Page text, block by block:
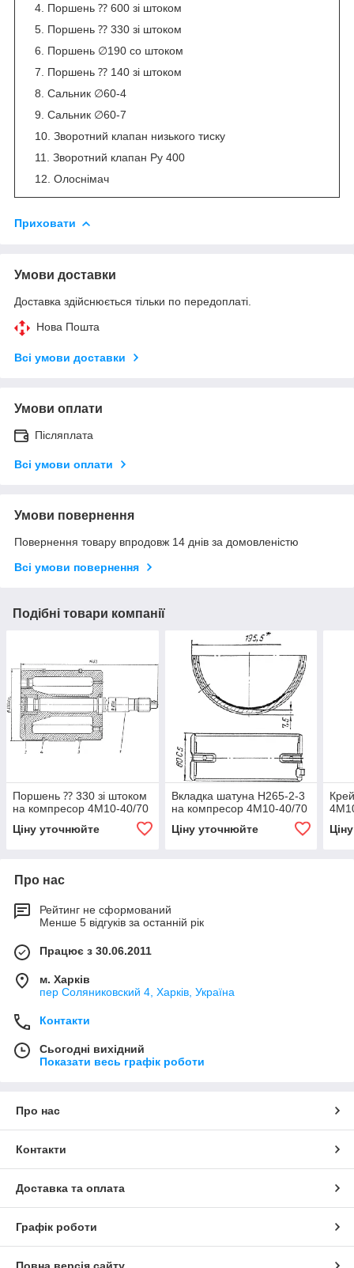
Поршень ⁇ 600 зі штоком
Поршень ⁇ 330 зі штоком
Поршень ∅190 со штоком
Поршень ⁇ 140 зі штоком
Сальник ∅60-4
Сальник ∅60-7
Зворотний клапан низького тиску
Зворотний клапан Ру 400
Олоснімач
Приховати
Умови доставки
Доставка здійснюється тільки по передоплаті.
Нова Пошта
Всі умови доставки
Умови оплати
Післяплата
Всі умови оплати
Умови повернення
Повернення товару впродовж 14 днів за домовленістю
Всі умови повернення
Подібні товари компанії
Поршень ⁇ 330 зі штоком
на компресор 4М10-40/70
Ціну уточнюйте
Вкладка шатуна Н265-2-3
на компресор 4М10-40/70
Ціну уточнюйте
Про нас
Рейтинг не сформований
Менше 5 відгуків за останній рік
Працює з 30.06.2011
м. Харків
пер Соляниковский 4, Харків, Україна
Контакти
Сьогодні вихідний
Показати весь графік роботи
Про нас
Контакти
Доставка та оплата
Графік роботи